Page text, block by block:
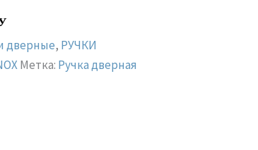
дверные, РУЧКИ
Метка: Ручка дверная